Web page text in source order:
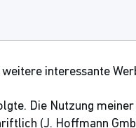
interessante
Die Nutzung
(J. Hoffmann